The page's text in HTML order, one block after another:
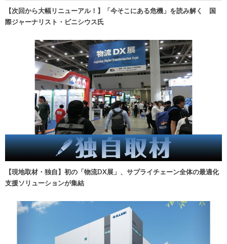
【次回から大幅リニューアル！】「今そこにある危機」を読み解く 国
際ジャーナリスト・ビニシウス氏
【現地取材・独自】初の「物流DX展」、サプライチェーン全体の最適化
支援ソリューションが集結